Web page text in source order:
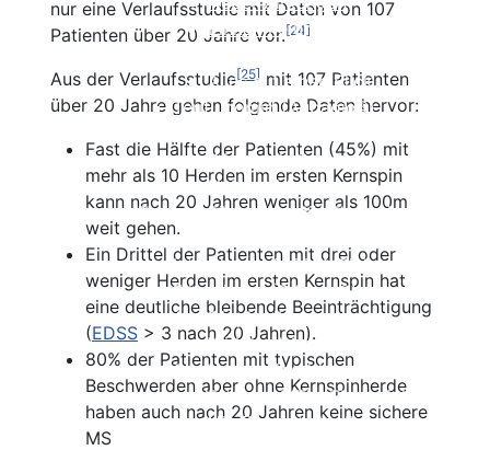
Einnahme und Therapiekontrolle
Alles auf einen Blick
Teriflunomid (Aubagio®)
Wirksamkeit
Nebenwirkungen
Einnahme und Therapiekontrolle
Alles auf einen Blick
Fingolimod (Gilenya®)
Beschreibung
Wirksamkeit
Nebenwirkungen
Einnahme und Therapiekontrolle
Häufig gestellte Fragen
Therapie der sekundär
progredienten MS
Interferone bei SPMS
Mitoxantron
Azathioprin
Kombinationstherapien
Cyclophosphamid
Methotrexat MTX
Kortison
nur eine Verlaufsstudie mit Daten von 107
Patienten über 20 Jahre vor.[24]
Aus der Verlaufsstudie[25] mit 107 Patienten
über 20 Jahre gehen folgende Daten hervor:
Fast die Hälfte der Patienten (45%) mit
mehr als 10 Herden im ersten Kernspin
kann nach 20 Jahren weniger als 100m
weit gehen.
Ein Drittel der Patienten mit drei oder
weniger Herden im ersten Kernspin hat
eine deutliche bleibende Beeinträchtigung
(EDSS > 3 nach 20 Jahren).
80% der Patienten mit typischen
Beschwerden aber ohne Kernspinherde
haben auch nach 20 Jahren keine sichere
MS